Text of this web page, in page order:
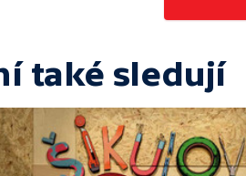
také sledují